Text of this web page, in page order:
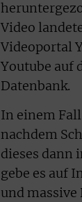
Video
Videoportal
Youtube auf
Datenbank.
In einem
nachdem
dieses dann
gebe es auf
und massive